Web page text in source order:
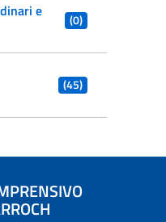
e
(0)
(45)